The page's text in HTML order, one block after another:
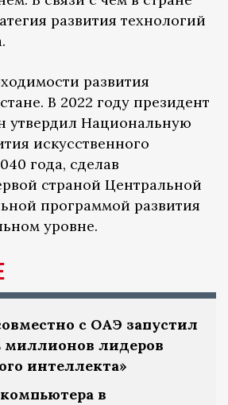
развития технологий
развития
В 2022 году президент
утвердил Национальную
искусственного
года, сделав
страной Центральной
программой развития
уровне.
с ОАЭ запустил
миллионов лидеров
интеллекта»
в